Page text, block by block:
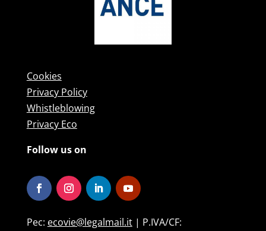
Cookies
Privacy Policy
Whistleblowing
Privacy Eco
Follow us on
Pec: ecovie@legalmail.it| P.IVA/CF: